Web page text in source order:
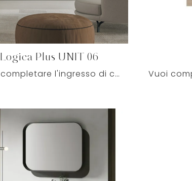
Logica Plus UNIT 06
Vuoi completare l'ingresso di casa in modo operativo e pratico? Scopri il modello Logica Plus UNIT 06 di Tomasella in melaminico!